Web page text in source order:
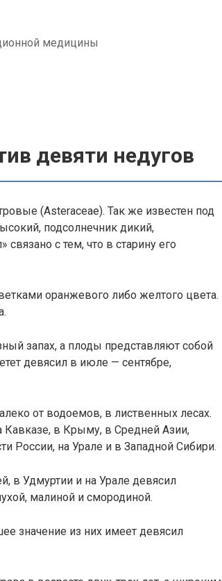
медицины
девяти недугов
(Asteraceae). Так же известен под
подсолнечник дикий,
с тем, что в старину его
оранжевого либо желтого цвета.
запах, а плоды представляют собой
девясил в июле — сентябре,
от водоемов, в лиственных лесах.
Кавказе, в Крыму, в Средней Азии,
России, на Урале и в Западной Сибири.
в Удмуртии и на Урале девясил
малиной и смородиной.
значение из них имеет девясил